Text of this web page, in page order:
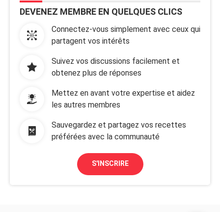
DEVENEZ MEMBRE EN QUELQUES CLICS
Connectez-vous simplement avec ceux qui
partagent vos intérêts
Suivez vos discussions facilement et
obtenez plus de réponses
Mettez en avant votre expertise et aidez
les autres membres
Sauvegardez et partagez vos recettes
préférées avec la communauté
S'INSCRIRE